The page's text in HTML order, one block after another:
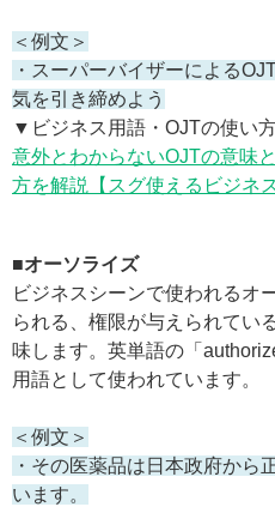
＜例文＞
・スーパーバイザーによる
気を引き締めよう
▼ビジネス用語・OJTの使い
意外とわからないOJTの意味
方を解説【スグ使えるビジネ
■オーソライズ
ビジネスシーンで使われるオ
られる、権限が与えられてい
味します。英単語の「
用語として使われています。
＜例文＞
・その医薬品は日本政府から
います。